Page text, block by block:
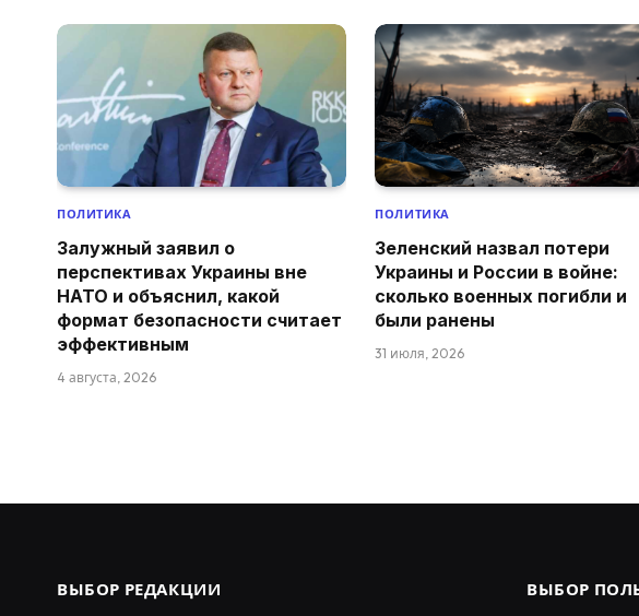
ПОЛИТИКА
Залужный заявил о
перспективах Украины вне
НАТО и объяснил, какой
формат безопасности считает
эффективным
4 августа, 2026
ПОЛИТИКА
Зеленский назвал потери
Украины и России в войне:
сколько военных погибли и
были ранены
31 июля, 2026
ВЫБОР РЕДАКЦИИ ВЫБОР